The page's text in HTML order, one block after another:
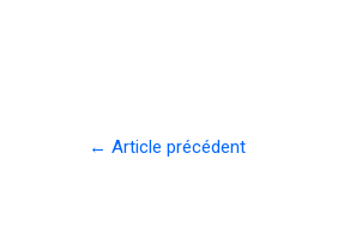
Navigation
← Article précédent